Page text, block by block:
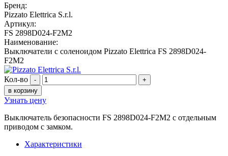
Бренд:
Pizzato Elettrica S.r.l.
Артикул:
FS 2898D024-F2M2
Наименование:
Выключатели с соленоидом Pizzato Elettrica FS 2898D024-
F2M2
Кол-во -
+
в корзину
Узнать цену
Выключатель безопасности FS 2898D024-F2M2 с отдельным
приводом с замком.
Характеристики